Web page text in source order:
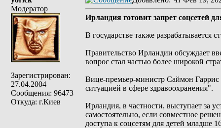
Модератор
Зарегистрирован:
27.04.2004
Сообщения: 96473
Откуда: г.Киев
Ирландия готовит запрет соцсетей
В государстве также разрабатывается
Правительство Ирландии обсуждает
вопрос стал частью более широкой
Вице-премьер-министр Саймон Гаррис
ситуацией в сфере здравоохранения".
Ирландия, в частности, выступает за
самостоятельно, если совместное
доступа к соцсетям для детей младше